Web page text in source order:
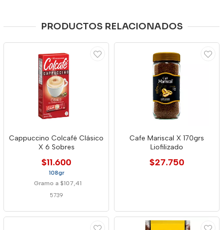
PRODUCTOS RELACIONADOS
Cappuccino Colcafé Clásico
X 6 Sobres
$11.600
108gr
Gramo a $107,41
5739
Cafe Mariscal X 170grs
Liofilizado
$27.750